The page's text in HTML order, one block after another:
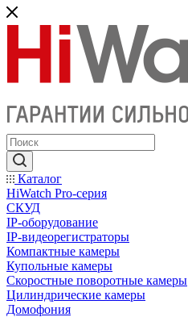
Каталог
HiWatch Pro-серия
CКУД
IP-оборудование
IP-видеорегистраторы
Компактные камеры
Купольные камеры
Скоростные поворотные камеры
Цилиндрические камеры
Домофония